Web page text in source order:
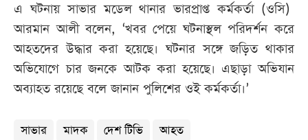
এ ঘটনায় সাভার মডেল থানার ভারপ্রাপ্ত কর্মকর্তা (ওসি)
আরমান আলী বলেন, ‘খবর পেয়ে ঘটনাস্থল পরিদর্শন করে
আহতদের উদ্ধার করা হয়েছে। ঘটনার সঙ্গে জড়িত থাকার
অভিযোগে চার জনকে আটক করা হয়েছে। এছাড়া অভিযান
অব্যাহত রয়েছে বলে জানান পুলিশের ওই কর্মকর্তা।’
সাভার মাদক দেশ টিভি আহত